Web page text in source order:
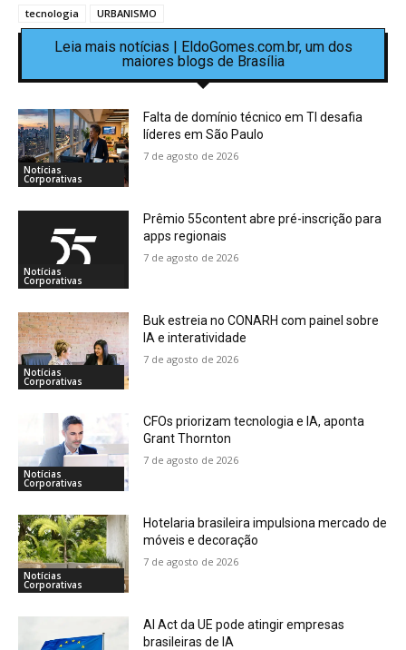
tecnologia
URBANISMO
Leia mais notícias | EldoGomes.com.br, um dos
maiores blogs de Brasília
Notícias
Corporativas
Falta de domínio técnico em TI desafia
líderes em São Paulo
7 de agosto de 2026
Notícias
Corporativas
Prêmio 55content abre pré-inscrição para
apps regionais
7 de agosto de 2026
Notícias
Corporativas
Buk estreia no CONARH com painel sobre
IA e interatividade
7 de agosto de 2026
Notícias
Corporativas
CFOs priorizam tecnologia e IA, aponta
Grant Thornton
7 de agosto de 2026
Notícias
Corporativas
Hotelaria brasileira impulsiona mercado de
móveis e decoração
7 de agosto de 2026
AI Act da UE pode atingir empresas
brasileiras de IA